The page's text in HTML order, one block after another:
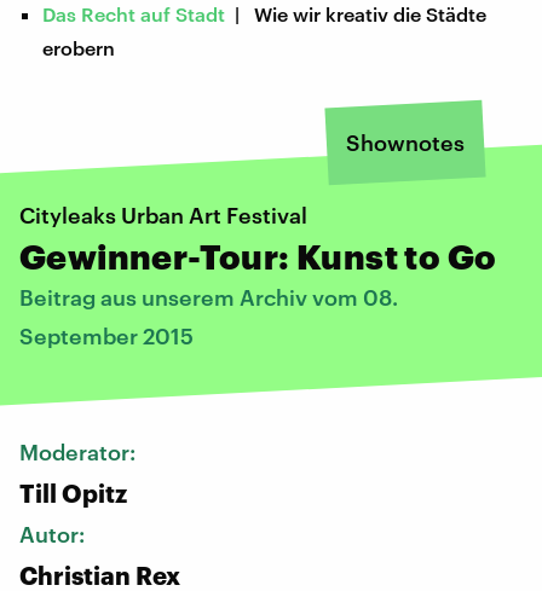
Das Recht auf Stadt | Wie wir kreativ die Städte
erobern
Shownotes
Cityleaks Urban Art Festival
Gewinner-Tour: Kunst to Go
Beitrag aus unserem Archiv vom 08.
September 2015
Moderator:
Till Opitz
Autor:
Christian Rex